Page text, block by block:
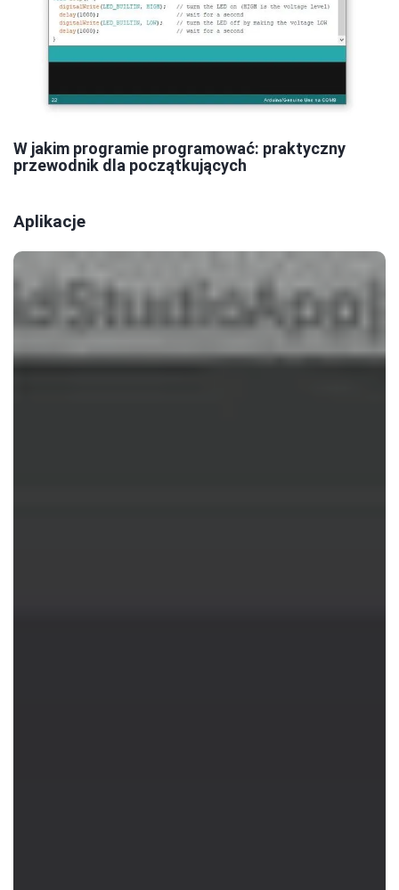
W jakim programie programować: praktyczny
przewodnik dla początkujących
Aplikacje